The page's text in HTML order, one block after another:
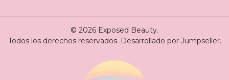
© 2026 Exposed Beauty.
Todos los derechos reservados. Desarrollado por Jumpseller.